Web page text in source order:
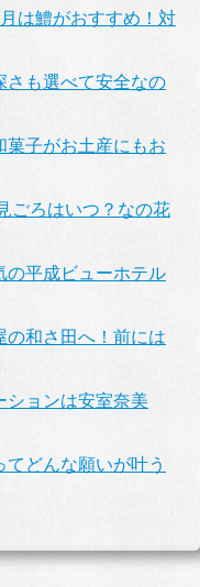
は鱧がおすすめ！対
さも選べて安全なの
菓子がお土産にもお
ごろはいつ？なの花
の平成ビューホテル
の和さ田へ！前には
ションは安室奈美
どんな願いが叶う